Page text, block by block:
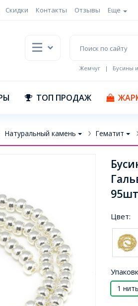
Скидки Контакты Отзывы Еще
Жемчуг | Бусины
ТОП ПРОДАЖ
Натуральный камень Гематит
Цвет:
1 нить